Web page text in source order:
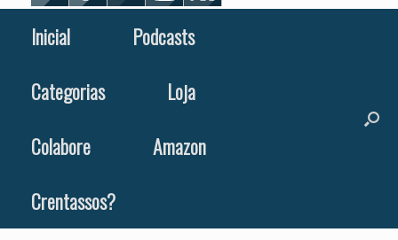
Inicial
Podcasts
Categorias
Loja
Colabore
Amazon
Crentassos?